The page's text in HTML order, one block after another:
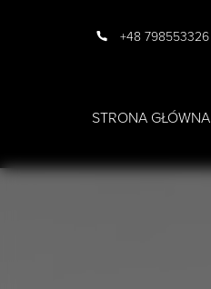
+48 798553326
STRONA GŁÓWNA